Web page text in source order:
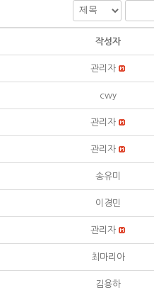
작성자
관리자
cwy
관리자
관리자
송유미
이경민
관리자
최마리아
김용하